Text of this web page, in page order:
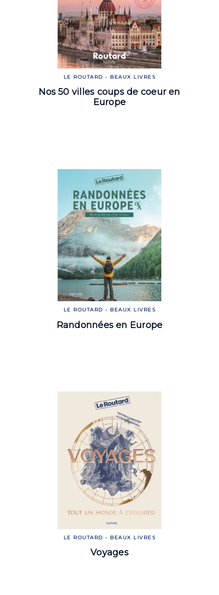
LE ROUTARD - BEAUX LIVRES
Nos 50 villes coups de coeur en
Europe
LE ROUTARD - BEAUX LIVRES
Randonnées en Europe
LE ROUTARD - BEAUX LIVRES
Voyages